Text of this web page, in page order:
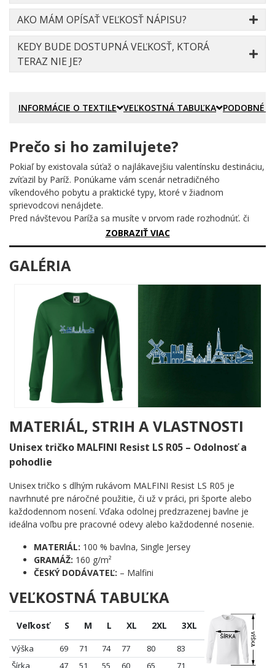
AKO MÁM OPÍSAŤ VEĽKOSŤ NÁPISU?
KEDY BUDE DOSTUPNÁ VEĽKOSŤ, KTORÁ
TERAZ NIE JE?
INFORMÁCIE O TEXTILE VEĽKOSTNÁ TABUĽKA PODOBNÉ
Prečo si ho zamilujete?
Pokiaľ by existovala súťaž o najlákavejšiu valentínsku destináciu,
zvíťazil by Paríž. Ponúkame vám scenár netradičného
víkendového pobytu a praktické typy, ktoré v žiadnom
sprievodcovi nenájdete.
Pred návštevou Paríža sa musíte v prvom rade rozhodnúť, či
absolvujete klasické menu - Eiffelovka, Louvre, Notre Dame -,
alebo chcete putovať po atrakciách, ktoré bežný sprievodcovia
nespomínajú. Aj eventuálnu "klasiku" ale odporúčame podať v
tak trochu odľahčenej úprave. Takže ak sa nechcete tlačiť v
dave ázijských turistov, je v najvhodnejšie navštíviť Louver v
piatok večer. Od 18 do 22 hodín tu prebieha tzv. nocturne, o
jeho existencii väčšina turistov nevie. Múzeum je večer oveľa
romantickejšie a výhľad z okien na osvetlené ulice až gýčový.
Platí sa lacnejšie vstupné a návštevníci do 26 rokov majú vstup
zadarmo.
Neďaleká katedrála Notre Dame je v túto dobu tiež krásne
vysvietená, môžete sa pri nej zastaviť cestou do niektorého z
mnoho kín a barov okolo stanice metra Odéon.
Zdroj:http://cestovani.lidovky.cz/parizi-miluji-te-co-ve-
francouzske-metropoli-musite-navstivit-pv2-/nej-tipy.aspx?
c=A110204_165321_cestopisy_glu
ZOBRAZIŤ VIAC
GALÉRIA
MATERIÁL, STRIH A VLASTNOSTI
Unisex tričko MALFINI Resist LS R05 – Odolnosť a
pohodlie
Unisex tričko s dlhým rukávom MALFINI Resist LS R05 je
navrhnuté pre náročné použitie, či už v práci, pri športe alebo
každodennom nosení. Vďaka odolnej predzrazenej bavlne je
ideálna voľbu pre pracovné odevy alebo každodenné nosenie.
MATERIÁL: 100 % bavlna, Single Jersey
GRAMÁŽ: 160 g/m²
ČESKÝ DODÁVATEĽ: – Malfini
VEĽKOSTNÁ TABUĽKA
Veľkosť S M L XL 2XL 3XL
Výška 69 71 74 77 80
83
Šírka
47 51 55 60 65 71